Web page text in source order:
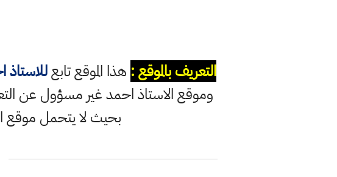
التعريف بالموقع : هذا الموقع تابع
وموقع الاستاذ احمد غير مسؤول عن
بحيث لا يتحمل موقع